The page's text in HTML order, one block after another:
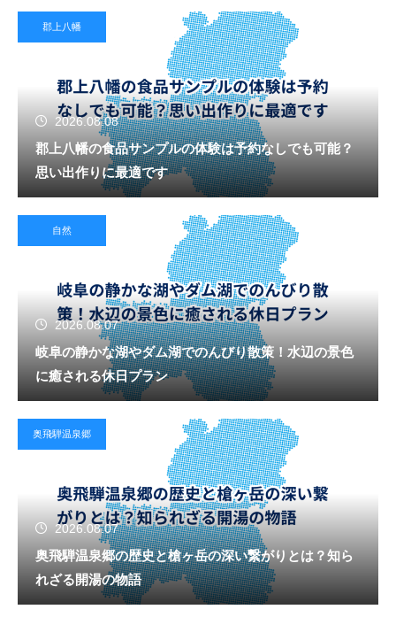
郡上八幡
2026.08.08
郡上八幡の食品サンプルの体験は予約なしでも可能？
思い出作りに最適です
自然
2026.08.07
岐阜の静かな湖やダム湖でのんびり散策！水辺の景色
に癒される休日プラン
奥飛騨温泉郷
2026.08.07
奥飛騨温泉郷の歴史と槍ヶ岳の深い繋がりとは？知ら
れざる開湯の物語